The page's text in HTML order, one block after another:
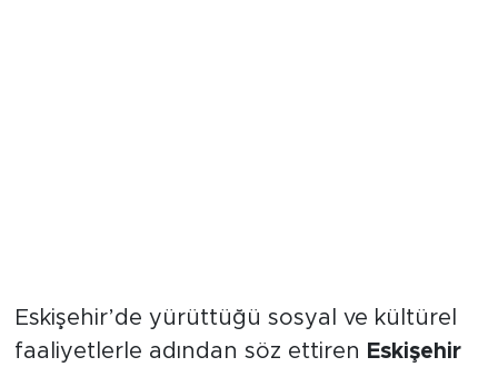
Toplum Buluşması
Eskişehir’de yürüttüğü sosyal ve kültürel